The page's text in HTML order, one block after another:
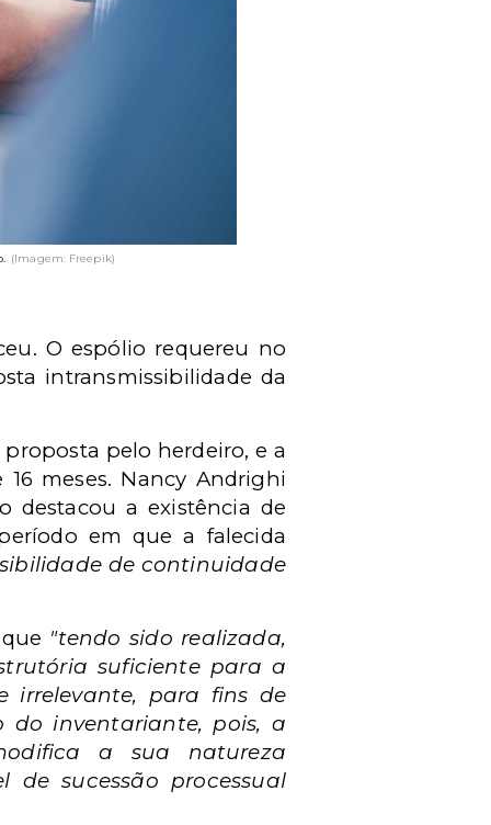
(Imagem: Freepik)
O espólio requereu no
intransmissibilidade da
pelo herdeiro, e a
meses. Nancy Andrighi
destacou a existência de
em que a falecida
de continuidade
"tendo sido realizada,
suficiente para a
irrelevante, para fins de
do inventariante, pois, a
a sua natureza
sucessão processual